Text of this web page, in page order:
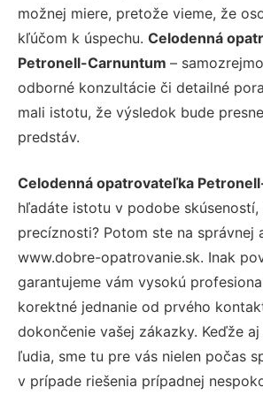
možnej miere, pretože vieme, že
kľúčom k úspechu. Celodenná
Petronell-Carnuntum –
odborné konzultácie či detailné
mali istotu, že výsledok bude
predstáv.
Celodenná opatrovateľka
hľadáte istotu v podobe
precíznosti? Potom ste na správnej
www.dobre-opatrovanie.sk. Inak
garantujeme vám vysokú
korektné jednanie od prvého
dokončenie vašej zákazky. Keďže
ľudia, sme tu pre vás nielen počas
v prípade riešenia prípadnej